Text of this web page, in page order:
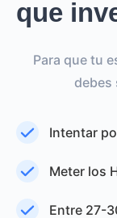
que
Para que tu
debes
Intentar
Meter los
Entre 27-